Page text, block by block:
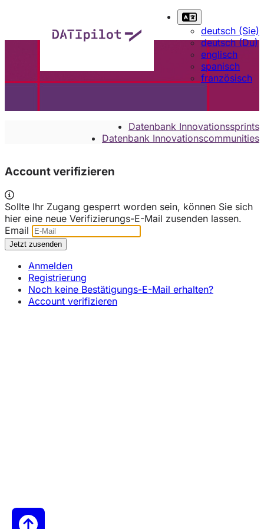
deutsch (Sie)
deutsch (Du)
englisch
spanisch
französisch
Datenbank Innovationssprints
Datenbank Innovationscommunities
Account verifizieren
Sollte Ihr Zugang gesperrt worden sein, können Sie sich
hier eine neue Verifizierungs-E-Mail zusenden lassen.
Email
Anmelden
Registrierung
Noch keine Bestätigungs-E-Mail erhalten?
Account verifizieren